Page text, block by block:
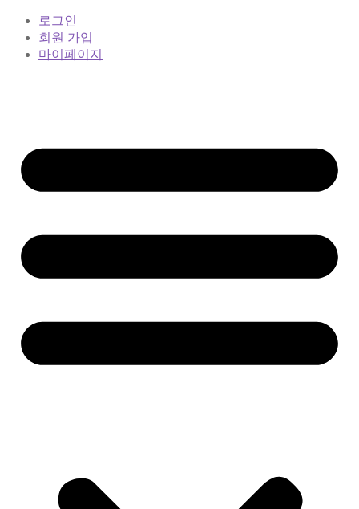
로그인
회원 가입
마이페이지